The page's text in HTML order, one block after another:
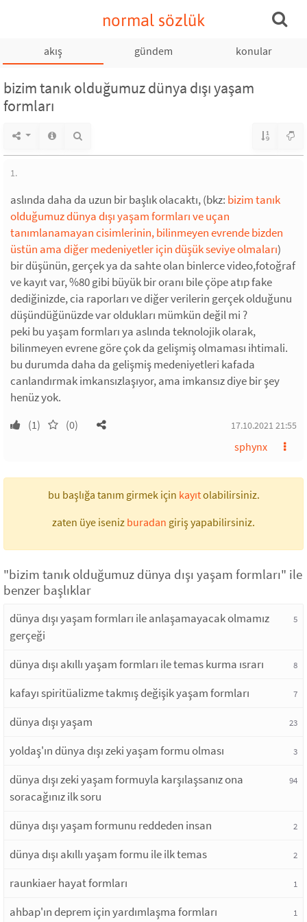
normal sözlük
akış gündem konular
bizim tanık olduğumuz dünya dışı yaşam
formları
1.
aslında daha da uzun bir başlık olacaktı, (bkz: bizim tanık
olduğumuz dünya dışı yaşam formları ve uçan
tanımlanamayan cisimlerinin, bilinmeyen evrende bizden
üstün ama diğer medeniyetler için düşük seviye olmaları)
bir düşünün, gerçek ya da sahte olan binlerce video,fotoğraf
ve kayıt var, %80 gibi büyük bir oranı bile çöpe atıp fake
dediğinizde, cia raporları ve diğer verilerin gerçek olduğunu
düşündüğünüzde var oldukları mümkün değil mi ?
peki bu yaşam formları ya aslında teknolojik olarak,
bilinmeyen evrene göre çok da gelişmiş olmaması ihtimali.
bu durumda daha da gelişmiş medeniyetleri kafada
canlandırmak imkansızlaşıyor, ama imkansız diye bir şey
henüz yok.
(1) (0) 17.10.2021 21:55
sphynx
bu başlığa tanım girmek için kayıtolabilirsiniz.
zaten üye iseniz buradan giriş yapabilirsiniz.
"bizim tanık olduğumuz dünya dışı yaşam formları" ile
benzer başlıklar
dünya dışı yaşam formları ile anlaşamayacak olmamız
gerçeği
5
dünya dışı akıllı yaşam formları ile temas kurma ısrarı 8
kafayı spiritüalizme takmış değişik yaşam formları 7
dünya dışı yaşam 23
yoldaş'ın dünya dışı zeki yaşam formu olması 3
dünya dışı zeki yaşam formuyla karşılaşsanız ona
soracağınız ilk soru
94
dünya dışı yaşam formunu reddeden insan 2
dünya dışı akıllı yaşam formu ile ilk temas 2
raunkiaer hayat formları 1
ahbap'ın deprem için yardımlaşma formları 1